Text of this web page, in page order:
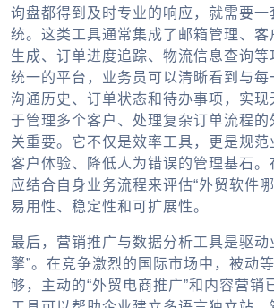
询盘都得到及时专业的响应，就需要一
统。这类工具通常集成了邮箱管理、客
生成、订单进度追踪、物流信息查询等
统一的平台，业务员可以清晰看到与每
沟通历史、订单状态和待办事项，实现
于管理多个客户、处理复杂订单流程的
关重要。它不仅是效率工具，更是规范
客户体验、降低人为错误的管理基石。
应结合自身业务流程来评估“外贸软件
易用性、稳定性和可扩展性。
最后，营销推广与数据分析工具是驱动
擎”。在竞争激烈的国际市场中，被动
够，主动的“外贸电商推广”和内容营销